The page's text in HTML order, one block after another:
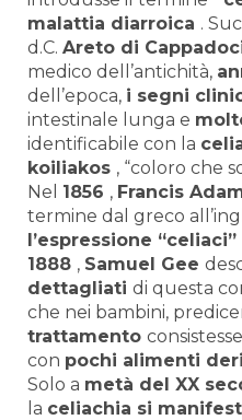
malattia diarroica .
d.C. Areto di
medico dell’antichità,
dell’epoca, i segni
intestinale lunga e
identificabile con la
koiliakos , “coloro che
Nel 1856 , Francis
termine dal greco
l’espressione “celiaci”
1888 , Samuel Gee
dettagliati di questa
che nei bambini,
trattamento
con pochi alimenti
Solo a metà del XX
la celiachia si